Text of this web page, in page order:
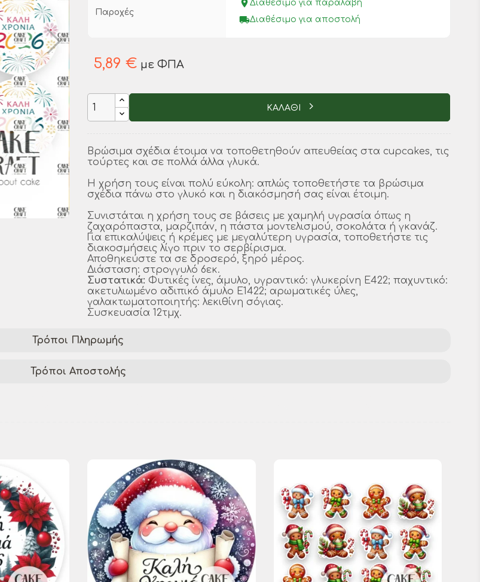
Παροχές
place Διαθέσιμο για παραλαβή
local_shippingΔιαθέσιμο για αποστολή
5,89 € με ΦΠΑ
ΚΑΛΑΘΙ
Βρώσιμα σχέδια έτοιμα να τοποθετηθούν απευθείας στα cupcakes, τις
τούρτες και σε πολλά άλλα γλυκά.
Η χρήση τους είναι πολύ εύκολη: απλώς τοποθετήστε τα βρώσιμα
σχέδια πάνω στο γλυκό και η διακόσμησή σας είναι έτοιμη.
Συνιστάται η χρήση τους σε βάσεις με χαμηλή υγρασία όπως η
ζαχαρόπαστα, μαρζιπάν, η πάστα μοντελισμού, σοκολάτα ή γκανάζ.
Για επικαλύψεις ή κρέμες με μεγαλύτερη υγρασία, τοποθετήστε τις
διακοσμήσεις λίγο πριν το σερβίρισμα.
Αποθηκεύστε τα σε δροσερό, ξηρό μέρος.
Διάσταση: στρογγυλό 6εκ.
Συστατικά: Φυτικές ίνες, άμυλο, υγραντικό: γλυκερίνη E422; παχυντικό:
ακετυλιωμένο αδιπικό άμυλο E1422; αρωματικές ύλες,
γαλακτωματοποιητής: λεκιθίνη σόγιας.
Συσκευασία 12τμχ.
Τρόποι Πληρωμής
Τρόποι Αποστολής